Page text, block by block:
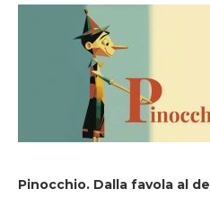
Pinocchio. Dalla favola al